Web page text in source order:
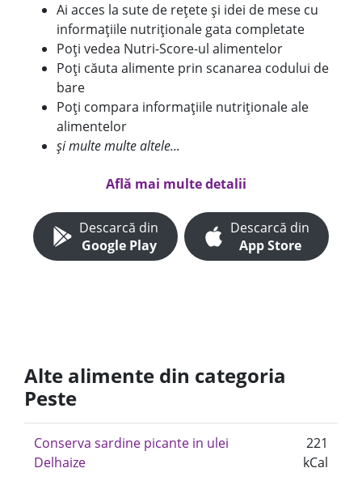
Ai acces la sute de rețete și idei de mese cu
informațiile nutriționale gata completate
Poți vedea Nutri-Score-ul alimentelor
Poți căuta alimente prin scanarea codului de
bare
Poți compara informațiile nutriționale ale
alimentelor
și multe multe altele...
Află mai multe detalii
Descarcă din
Google Play
Descarcă din
App Store
Alte alimente din categoria
Peste
Conserva sardine picante in ulei
Delhaize
221
kCal